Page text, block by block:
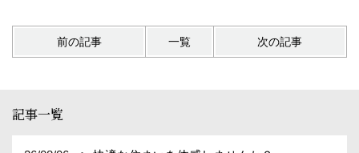
前の記事 一覧 次の記事
記事一覧